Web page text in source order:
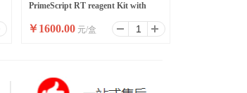
PrimeScript RT reagent Kit with
gDNA Eraser
￥1600.00 元/盒